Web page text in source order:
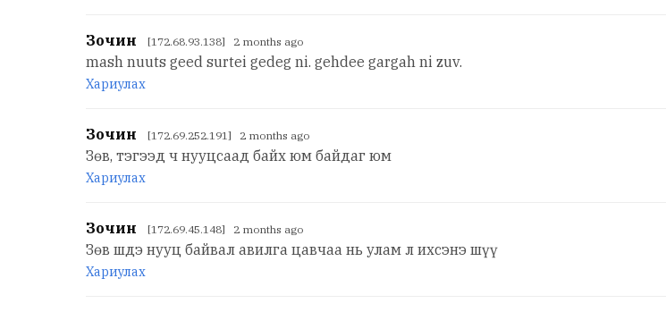
Зочин [172.68.93.138] 2 months ago
mash nuuts geed surtei gedeg ni. gehdee gargah ni zuv.
Хариулах
Зочин [172.69.252.191] 2 months ago
Зөв, тэгээд ч нууцсаад байх юм байдаг юм
Хариулах
Зочин [172.69.45.148] 2 months ago
Зөв шдэ нууц байвал авилга цавчаа нь улам л ихсэнэ шүү
Хариулах